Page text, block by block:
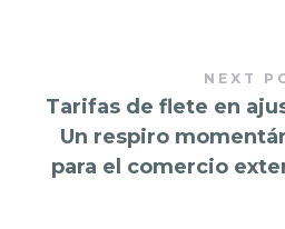
NEXT
Tarifas de flete en
Un respiro
para el comercio